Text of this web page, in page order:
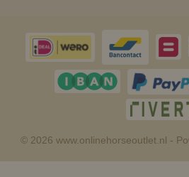
© 2026 www.onlinehorseoutlet.nl -